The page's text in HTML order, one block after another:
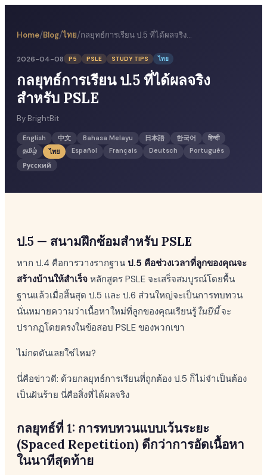
Home/Blog/ไทย/ กลยุทธ์การเรียน ป.5 ที่ได้ผลจริงสำหรับ PSLE
2026-04-08 P5 PSLE STUDY TIPS ไทย
กลยุทธ์การเรียน ป.5 ที่ได้ผลจริง
สำหรับ PSLE
By BrightBit
English 中文 Bahasa Melayu 日本語 한국어
हिन्दी
தமிழ்
ไทย Español Français Deutsch
Português
Русский
ป.5 — สนามฝึกซ้อมสำหรับ PSLE
หาก ป.4 คือการวางรากฐาน ป.5 คือช่วงเวลาที่ลูกของคุณจะ
สร้างบ้านให้สำเร็จ หลักสูตร PSLE จะเสร็จสมบูรณ์โดยพื้น
ฐานแล้วเมื่อสิ้นสุด ป.5 และ ป.6 ส่วนใหญ่จะเป็นการทบทวน
นั่นหมายความว่าเนื้อหาใหม่ที่ลูกของคุณเรียนรู้ในปีนี้จะ
ปรากฏโดยตรงในข้อสอบ PSLE ของพวกเขา
ไม่กดดันเลยใช่ไหม?
นี่คือข่าวดี: ด้วยกลยุทธ์การเรียนที่ถูกต้อง ป.5 ก็ไม่จำเป็นต้อง
เป็นฝันร้าย นี่คือสิ่งที่ได้ผลจริง
กลยุทธ์ที่ 1: การทบทวนแบบเว้นระยะ
(Spaced Repetition) ดีกว่าการอัดเนื้อหา
ในนาทีสุดท้าย